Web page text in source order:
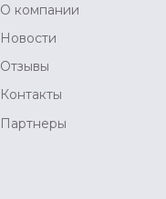
О компании
Новости
Отзывы
Контакты
Партнеры